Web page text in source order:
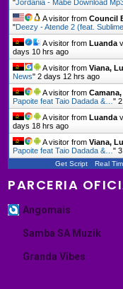
"Jordânia - Mabé Download
A visitor fromCouncil
"Deezy - Atende 2 (feat.
A visitor fromLuanda
days 10 hrs ago
A visitor fromViana,
News"2 days 12 hrs ago
A visitor from
Papoite feat Taio Dadada &…"
A visitor fromLuanda
days 18 hrs ago
A visitor fromViana,
Papoite feat Taio Dadada &…"
Get Script Real
PARCERIA
Angomais
Samba SA Muzik
Granda Vibes